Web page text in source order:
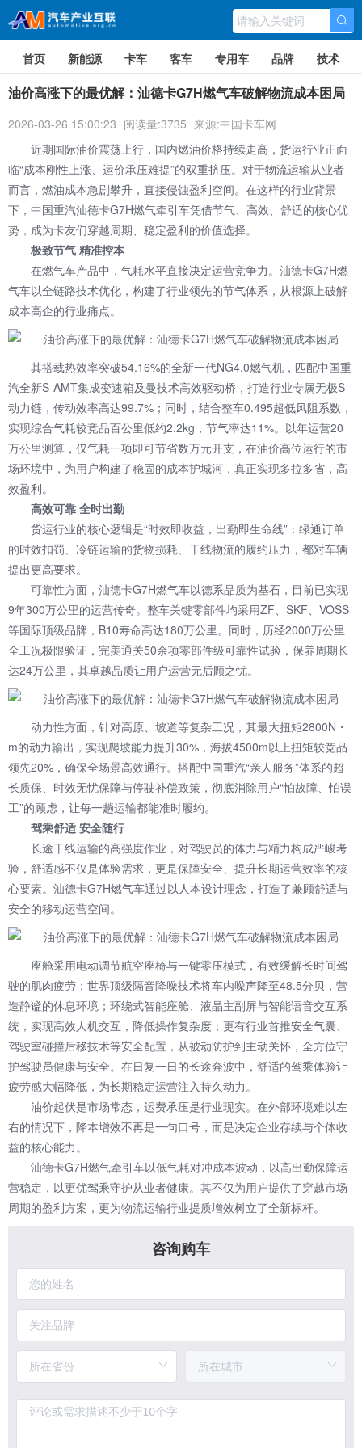
首页 新能源 卡车 客车 专用车 品牌 技术
油价高涨下的最优解：汕德卡G7H燃气车破解物流成本困局
2026-03-26 15:00:23 阅读量:3735 来源:中国卡车网
近期国际油价震荡上行，国内燃油价格持续走高，货运行业正面
临“成本刚性上涨、运价承压难提”的双重挤压。对于物流运输从业者
而言，燃油成本急剧攀升，直接侵蚀盈利空间。在这样的行业背景
下， 中国重汽汕德卡G7H燃气牵引车凭借节气、高效、舒适的核心优
势，成为卡友们穿越周期、稳定盈利的价值选择。
极致节气 精准控本
在燃气车产品中，气耗水平直接决定运营竞争力。汕德卡G7H燃
气车以全链路技术优化，构建了行业领先的节气体系，从根源上破解
成本高企的行业痛点。
其搭载热效率突破54.16%的全新一代NG4.0燃气机，匹配中国重
汽全新S-AMT集成变速箱及曼技术高效驱动桥，打造行业专属无极S
动力链，传动效率高达99.7%；同时，结合整车0.495超低风阻系数，
实现综合气耗较竞品百公里低约2.2kg，节气率达11%。以年运营20
万公里测算，仅气耗一项即可节省数万元开支，在油价高位运行的市
场环境中，为用户构建了稳固的成本护城河，真正实现多拉多省，高
效盈利。
高效可靠 全时出勤
货运行业的核心逻辑是“时效即收益，出勤即生命线”：绿通订单
的时效扣罚、冷链运输的货物损耗、干线物流的履约压力，都对车辆
提出更高要求。
可靠性方面，汕德卡G7H燃气车以德系品质为基石，目前已实现
9年300万公里的运营传奇。整车关键零部件均采用ZF、SKF、VOSS
等国际顶级品牌，B10寿命高达180万公里。同时，历经2000万公里
全工况极限验证，完美通关50余项零部件级可靠性试验，保养周期长
达24万公里，其卓越品质让用户运营无后顾之忧。
动力性方面，针对高原、坡道等复杂工况，其最大扭矩2800N・
m的动力输出，实现爬坡能力提升30%，海拔4500m以上扭矩较竞品
领先20%，确保全场景高效通行。搭配中国重汽“亲人服务”体系的超
长质保、时效无忧保障与停驶补偿政策，彻底消除用户“怕故障、怕误
工”的顾虑，让每一趟运输都能准时履约。
驾乘舒适 安全随行
长途干线运输的高强度作业，对驾驶员的体力与精力构成严峻考
验，舒适感不仅是体验需求，更是保障安全、提升长期运营效率的核
心要素。汕德卡G7H燃气车通过以人本设计理念，打造了兼顾舒适与
安全的移动运营空间。
座舱采用电动调节航空座椅与一键零压模式，有效缓解长时间驾
驶的肌肉疲劳；世界顶级隔音降噪技术将车内噪声降至48.5分贝，营
造静谧的休息环境；环绕式智能座舱、液晶主副屏与智能语音交互系
统，实现高效人机交互，降低操作复杂度；更有行业首推安全气囊、
驾驶室碰撞后移技术等安全配置，从被动防护到主动关怀，全方位守
护驾驶员健康与安全。在日复一日的长途奔波中，舒适的驾乘体验让
疲劳感大幅降低，为长期稳定运营注入持久动力。
油价起伏是市场常态，运费承压是行业现实。在外部环境难以左
右的情况下，降本增效不再是一句口号，而是决定企业存续与个体收
益的核心能力。
汕德卡G7H燃气牵引车以低气耗对冲成本波动，以高出勤保障运
营稳定，以更优驾乘守护从业者健康。其不仅为用户提供了穿越市场
周期的盈利方案，更为物流运输行业提质增效树立了全新标杆。
咨询购车